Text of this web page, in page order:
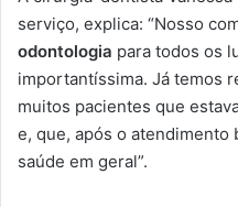
serviço, explica: “Nosso
odontologia para todos os
importantíssima. Já temos
muitos pacientes que
e, que, após o atendimento
saúde em geral”.